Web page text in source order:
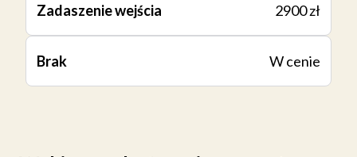
Zadaszenie wejścia 2900 zł
Brak W cenie